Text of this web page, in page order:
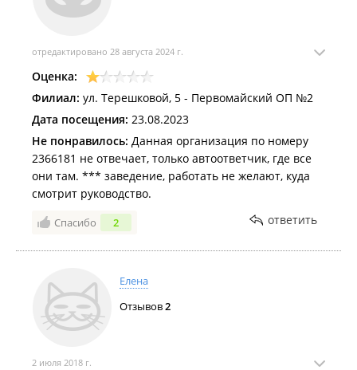
отчётности они выполняют и перевыполняют.
Инспекторы ПДН сотрудники полиции всячески
психологическими уловками уверяют и принуждают
родителей что явится к наркологу это не право
выбора, а обязанность. Родители, прочитайте
что провести проверку, а не ПОСТАВИТЬ НА УЧЁТ.
Короче, такое негласное взаимовыгодное
сотрудничесТво сотрудников ПДН и врачей КНД.
отредактировано 28 августа 2024 г.
Оценка:
Филиал: ул. Терешковой, 5 - Первомайский ОП №2
Дата посещения: 23.08.2023
Не понравилось: Данная организация по номеру
2366181 не отвечает, только автоответчик, где все
они там. *** заведение, работать не желают, куда
смотрит руководство.
Спасибо 2 ответить
Елена
Отзывов2
2 июля 2018 г.